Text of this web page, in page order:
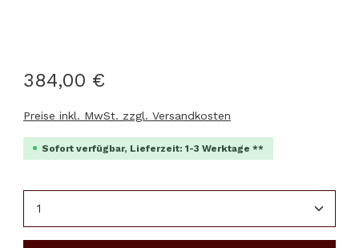
384,00 €
Preise inkl. MwSt. zzgl. Versandkosten
Sofort verfügbar, Lieferzeit: 1-3 Werktage **